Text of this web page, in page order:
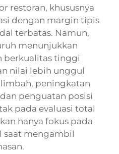
restoran, khususnya
dengan margin tipis
terbatas. Namun,
menunjukkan
berkualitas tinggi
nilai lebih unggul
peningkatan
penguatan posisi
pada evaluasi total
hanya fokus pada
saat mengambil